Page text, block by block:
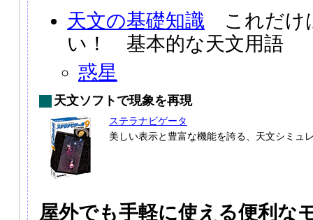
天文の基礎知識 これだけ
い！ 基本的な天文用語
惑星
天文ソフトで現象を再現
ステラナビゲータ
美しい表示と豊富な機能を誇る、天文シミュ
屋外でも手軽に使える便利な